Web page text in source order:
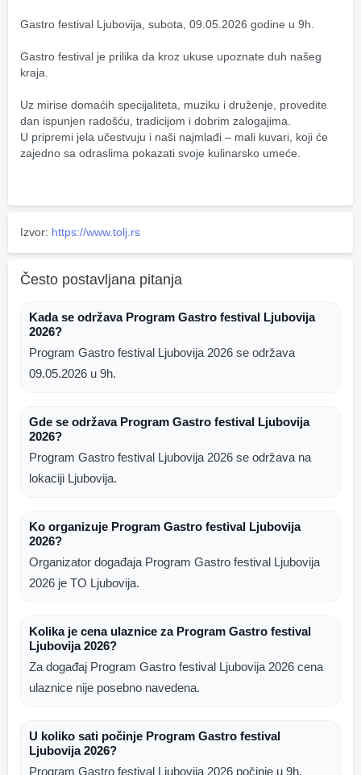
Gastro festival Ljubovija, subota, 09.05.2026 godine u 9h.
Gastro festival je prilika da kroz ukuse upoznate duh našeg
kraja.
Uz mirise domaćih specijaliteta, muziku i druženje, provedite
dan ispunjen radošću, tradicijom i dobrim zalogajima.
U pripremi jela učestvuju i naši najmlađi – mali kuvari, koji će
zajedno sa odraslima pokazati svoje kulinarsko umeće.
Izvor: https://www.tolj.rs
Često postavljana pitanja
Kada se održava Program Gastro festival Ljubovija
2026?
Program Gastro festival Ljubovija 2026 se održava
09.05.2026 u 9h.
Gde se održava Program Gastro festival Ljubovija
2026?
Program Gastro festival Ljubovija 2026 se održava na
lokaciji Ljubovija.
Ko organizuje Program Gastro festival Ljubovija
2026?
Organizator događaja Program Gastro festival Ljubovija
2026 je TO Ljubovija.
Kolika je cena ulaznice za Program Gastro festival
Ljubovija 2026?
Za događaj Program Gastro festival Ljubovija 2026 cena
ulaznice nije posebno navedena.
U koliko sati počinje Program Gastro festival
Ljubovija 2026?
Program Gastro festival Ljubovija 2026 počinje u 9h.